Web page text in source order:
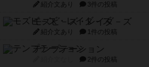
紹介文あり 3件の投稿
モズビ－ズ・レイダ－ズ
紹介文あり 1件の投稿
テンプテーション
2件の投稿